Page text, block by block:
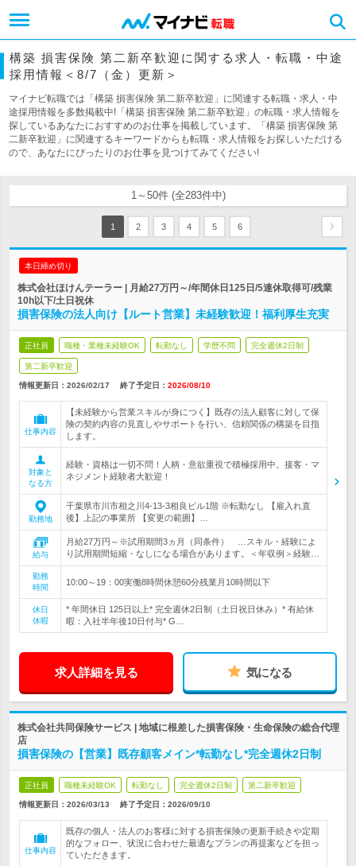
構築 損害保険 第二新卒歓迎に関する求人・転職・中途
採用情報＜8/7（金）更新＞
マイナビ転職では「構築 損害保険 第二新卒歓迎」に関連する転職・求人・中
途採用情報を多数掲載中!「構築 損害保険 第二新卒歓迎」の転職・求人情報を
探しているあなたにおすすめのお仕事を掲載しています。「構築 損害保険 第
二新卒歓迎」に関連するキーワードからも転職・求人情報をお探しいただける
ので、あなたにぴったりのお仕事を見つけてみてください!
1～50件 (全283件中)
1 2 3 4 5 6
本日締め切り
株式会社ほけんテーラー | 月給27万円～/年間休日125日/5連休取得可/残業
10h以下/土日祝休
損害保険の法人向け【ルート営業】未経験歓迎！福利厚生充実
正社員 職種・業種未経験OK 転勤なし 学歴不問 完全週休2日制
第二新卒歓迎
情報更新日：2026/02/17 終了予定日： 2026/08/10
仕事内容
【未経験から営業スキルが身につく】既存の法人顧客に対して保
険の契約内容の見直しやサポートを行い、信頼関係の構築を目指
します。
対象と
なる方
経験・資格は一切不問！人柄・意欲重視で積極採用中。接客・マ
ネジメント経験者大歓迎！
勤務地
千葉県市川市相之川4-13-3相良ビル1階 ※転勤なし 【雇入れ直
後】上記の事業所 【変更の範囲】…
給与
月給27万円～※試用期間3ヵ月（同条件） …スキル・経験によ
り試用期間短縮・なしになる場合があります。＜年収例＞経験…
勤務
時間
10:00～19：00実働8時間休憩60分残業月10時間以下
休日
休暇
* 年間休日 125日以上* 完全週休2日制（土日祝日休み）* 有給休
暇：入社半年後10日付与* G…
求人詳細を見る 気になる
株式会社共同保険サービス | 地域に根差した損害保険・生命保険の総合代理
店
損害保険の【営業】既存顧客メイン*転勤なし*完全週休2日制
正社員 職種未経験OK 転勤なし 完全週休2日制 第二新卒歓迎
情報更新日：2026/03/13 終了予定日： 2026/09/10
仕事内容
既存の個人・法人のお客様に対する損害保険の更新手続きや定期
的なフォロー、状況に合わせた最適なプランの再提案などを担っ
ていただきます。